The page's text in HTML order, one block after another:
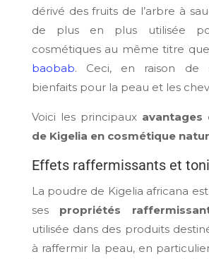
dérivé des fruits de l’arbre à
de plus en plus utilisée
cosmétiques au même titre
baobab. Ceci, en raison de
bienfaits pour la peau et les
Voici les principaux avantages
de Kigelia en cosmétique
Effets raffermissants et
La poudre de Kigelia africana
ses propriétés
utilisée dans des produits
à raffermir la peau, en